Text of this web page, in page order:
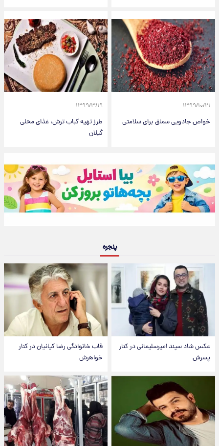
۱۳۹۹/۱۰/۲۱
خواص جادویی سماق برای سلامتی
۱۳۹۹/۳/۱۹
طرز تهیه کباب ترش، غذای محلی
گیلان
پنجره
عکس شاد سپند امیرسلیمانی در کنار
پسرش
قاب خانوادگی رضا کیانیان در کنار
خواهرش